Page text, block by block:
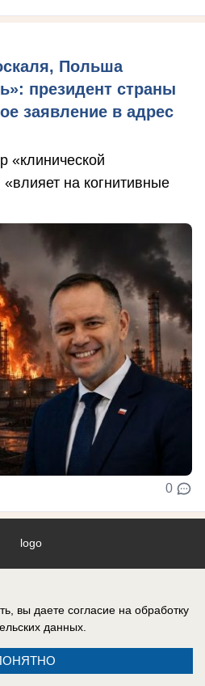
Польша
президент страны
заявление в адрес
«клинической
на когнитивные
0
вы даете согласие на обработку
данных.